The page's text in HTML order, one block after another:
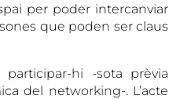
per poder intercanviar
que poden ser claus
hi -sota prèvia
del networking-. L’acte